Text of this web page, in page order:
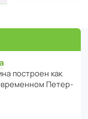
пост­роен как
Пете­р­